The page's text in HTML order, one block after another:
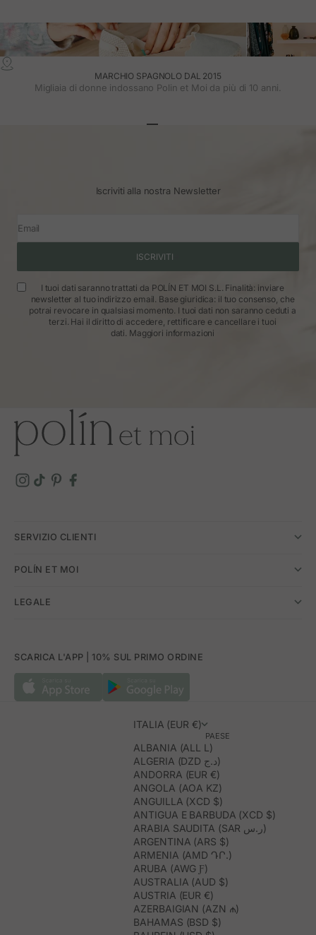
MARCHIO SPAGNOLO DAL 2015
Migliaia di donne indossano Polin et Moi da più di 10 anni.
Iscriviti alla nostra Newsletter
Email
ISCRIVITI
I tuoi dati saranno trattati da POLÍN ET MOI S.L. Finalità: inviare
newsletter al tuo indirizzo email. Base giuridica: il tuo consenso, che
potrai revocare in qualsiasi momento. I tuoi dati non saranno ceduti a
terzi. Hai il diritto di accedere, rettificare e cancellare i tuoi
dati. Maggiori informazioni
SERVIZIO CLIENTI
POLÍN ET MOI
LEGALE
SCARICA L'APP | 10% SUL PRIMO ORDINE
ITALIA (EUR €)
PAESE
ALBANIA (ALL L)
ALGERIA (DZD د.ج)
ANDORRA (EUR €)
ANGOLA (AOA KZ)
ANGUILLA (XCD $)
ANTIGUA E BARBUDA (XCD $)
ARABIA SAUDITA (SAR ر.س)
ARGENTINA (ARS $)
ARMENIA (AMD ԴՐ.)
ARUBA (AWG Ƒ)
AUSTRALIA (AUD $)
AUSTRIA (EUR €)
AZERBAIGIAN (AZN ₼)
BAHAMAS (BSD $)